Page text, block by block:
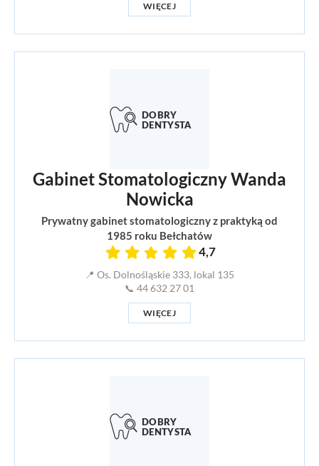
WIĘCEJ
Gabinet Stomatologiczny Wanda
Nowicka
Prywatny gabinet stomatologiczny z praktyką od
1985 roku Bełchatów
4,7
📍 Os. Dolnośląskie 333, lokal 135
📞 44 632 27 01
WIĘCEJ